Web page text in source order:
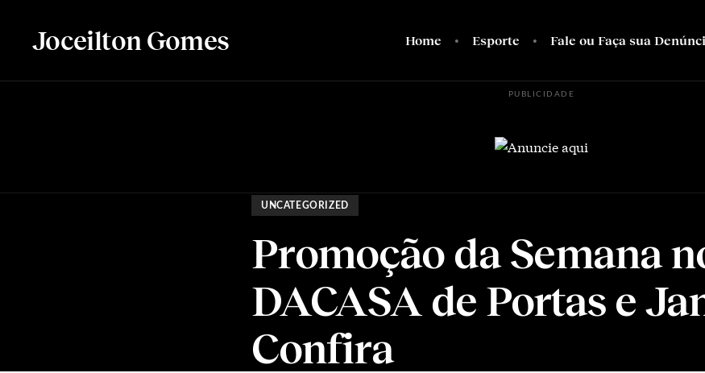
Joceilton Gomes Home Esporte Fale ou Faça sua
PUBLICIDADE
UNCATEGORIZED
Promoção da Semana
DACASA de Portas e
Confira